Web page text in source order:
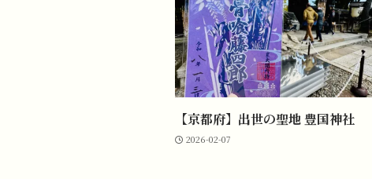
【京都府】出世の聖地 豊国神社
2026-02-07